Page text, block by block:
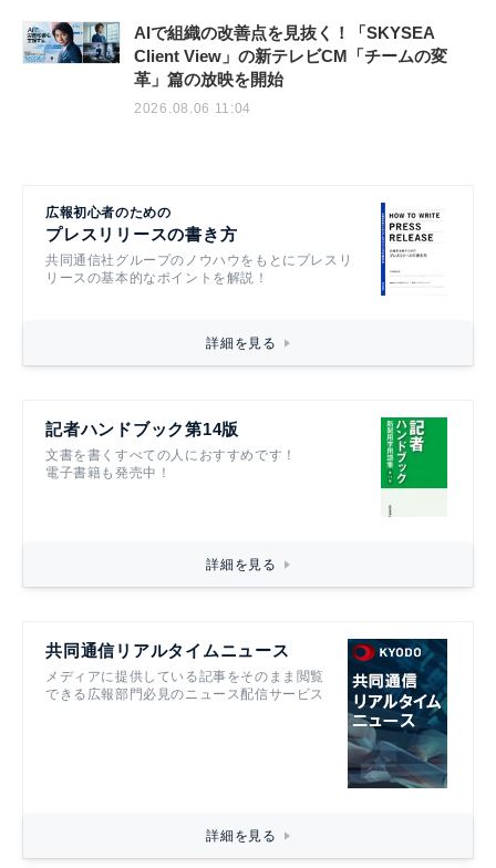
AIで組織の改善点を見抜く！「SKYSEA
Client View」の新テレビCM「チームの変
革」篇の放映を開始
2026.08.06 11:04
広報初心者のための
プレスリリースの書き方
共同通信社グループのノウハウをもとにプレスリ
リースの基本的なポイントを解説！
詳細を見る
記者ハンドブック第14版
文書を書くすべての人におすすめです！
電子書籍も発売中！
詳細を見る
共同通信リアルタイムニュース
メディアに提供している記事をそのまま閲覧
できる広報部門必見のニュース配信サービス
詳細を見る